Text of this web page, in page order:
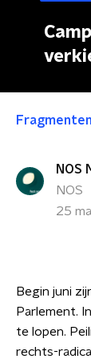
Fragmenten
NOS
NOS
25
Begin juni
Parlement.
te lopen.
rechts-